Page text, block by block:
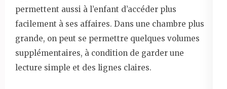
permettent aussi à l’enfant d’accéder plus
facilement à ses affaires. Dans une chambre plus
grande, on peut se permettre quelques volumes
supplémentaires, à condition de garder une
lecture simple et des lignes claires.